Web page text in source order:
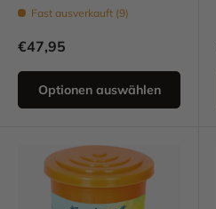
Fast ausverkauft (9)
€47,95
Optionen auswählen